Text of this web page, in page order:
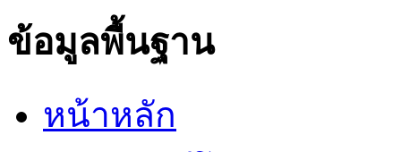
ข้อมูลพื้นฐาน
หน้าหลัก